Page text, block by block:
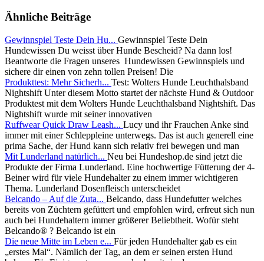
Ähnliche Beiträge
Gewinnspiel Teste Dein Hu... Gewinnspiel Teste Dein
Hundewissen Du weisst über Hunde Bescheid? Na dann los!
Beantworte die Fragen unseres Hundewissen Gewinnspiels und
sichere dir einen von zehn tollen Preisen! Die
Produkttest: Mehr Sicherh... Test: Wolters Hunde Leuchthalsband
Nightshift Unter diesem Motto startet der nächste Hund & Outdoor
Produktest mit dem Wolters Hunde Leuchthalsband Nightshift. Das
Nightshift wurde mit seiner innovativen
Ruffwear Quick Draw Leash... Lucy und ihr Frauchen Anke sind
immer mit einer Schleppleine unterwegs. Das ist auch generell eine
prima Sache, der Hund kann sich relativ frei bewegen und man
Mit Lunderland natürlich... Neu bei Hundeshop.de sind jetzt die
Produkte der Firma Lunderland. Eine hochwertige Fütterung der 4-
Beiner wird für viele Hundehalter zu einem immer wichtigeren
Thema. Lunderland Dosenfleisch unterscheidet
Belcando – Auf die Zuta... Belcando, dass Hundefutter welches
bereits von Züchtern gefüttert und empfohlen wird, erfreut sich nun
auch bei Hundehaltern immer größerer Beliebtheit. Wofür steht
Belcando® ? Belcando ist ein
Die neue Mitte im Leben e... Für jeden Hundehalter gab es ein
„erstes Mal“. Nämlich der Tag, an dem er seinen ersten Hund